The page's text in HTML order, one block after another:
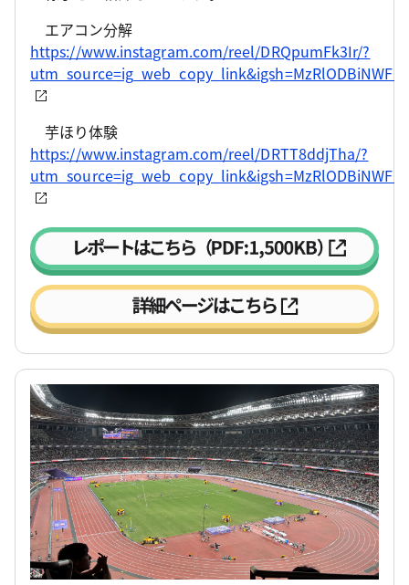
エアコン分解
https://www.instagram.com/reel/DRQpumFk3Ir/?
芋ほり体験
https://www.instagram.com/reel/DRTT8ddjTha/?